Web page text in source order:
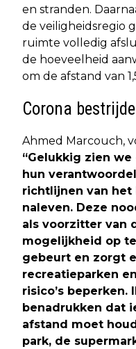
en stranden.
de veiligheidsregio
ruimte volledig
de hoeveelheid
om de afstand van
Corona
Ahmed Marcouch,
“Gelukkig zien
hun
richtlijnen van het
naleven. Deze
als voorzitter van
mogelijkheid op
gebeurt en zorgt
recreatieparken
risico’s beperken.
benadrukken dat
afstand moet
park, de